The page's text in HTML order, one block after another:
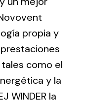
todo tipo
propia y
como el
y la
WINDER la